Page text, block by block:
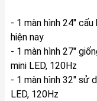
- 1 màn hình 24"
hiện nay
- 1 màn hình 27"
mini LED, 120Hz
- 1 màn hình 32" sử
LED, 120Hz